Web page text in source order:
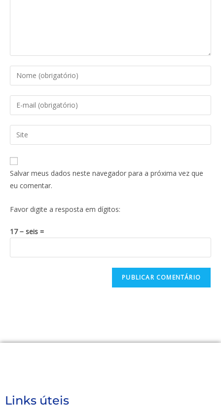
Salvar meus dados neste navegador para a próxima vez que
eu comentar.
Favor digite a resposta em dígitos:
17 − seis =
Links úteis